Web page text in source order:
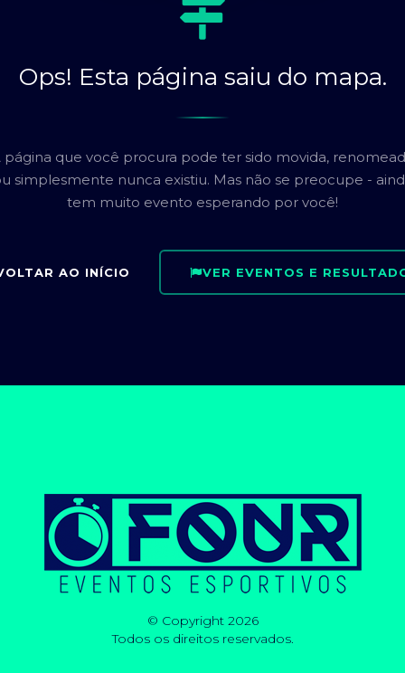
Ops! Esta página saiu do mapa.
página que você procura pode ter sido movida,
simplesmente nunca existiu. Mas não se preocupe -
tem muito evento esperando por você!
AO INÍCIO VER EVENTOS E
© Copyright 2026
Todos os direitos reservados.